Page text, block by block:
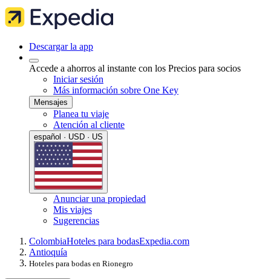
Descargar la app
Accede a ahorros al instante con los Precios para socios
Iniciar sesión
Más información sobre One Key
Mensajes
Planea tu viaje
Atención al cliente
español · USD · US
Anunciar una propiedad
Mis viajes
Sugerencias
ColombiaHoteles para bodasExpedia.com
Antioquía
Hoteles para bodas en Rionegro